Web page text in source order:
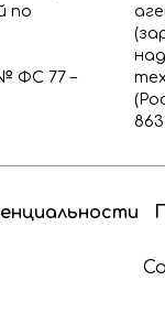
по
ФС 77 –